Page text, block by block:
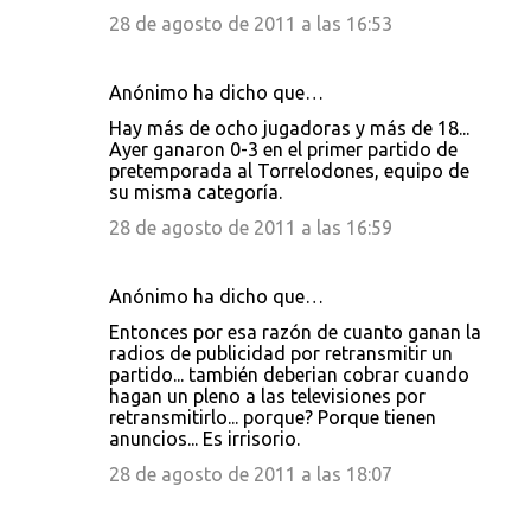
28 de agosto de 2011 a las 16:53
Anónimo ha dicho que…
Hay más de ocho jugadoras y más de 18...
Ayer ganaron 0-3 en el primer partido de
pretemporada al Torrelodones, equipo de
su misma categoría.
28 de agosto de 2011 a las 16:59
Anónimo ha dicho que…
Entonces por esa razón de cuanto ganan la
radios de publicidad por retransmitir un
partido... también deberian cobrar cuando
hagan un pleno a las televisiones por
retransmitirlo... porque? Porque tienen
anuncios... Es irrisorio.
28 de agosto de 2011 a las 18:07